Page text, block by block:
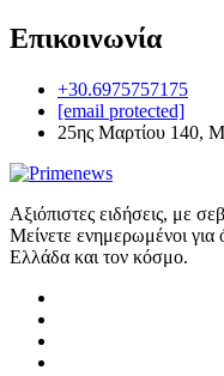
Επικοινωνία
+30.6975757175
[email protected]
25ης Μαρτίου 140,
Αξιόπιστες ειδήσεις, με
Μείνετε ενημερωμένοι για
Ελλάδα και τον κόσμο.